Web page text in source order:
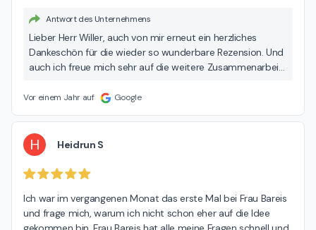
Antwort des Unternehmens
Lieber Herr Willer, auch von mir erneut ein herzliches
Dankeschön für die wieder so wunderbare Rezension. Und
auch ich freue mich sehr auf die weitere Zusammenarbeit
unkomplizierten Wechsel aus dem vorherigen Hilfeverein
Vor einem Jahr auf Google
H Heidrun S
Ich war im vergangenen Monat das erste Mal bei Frau Bareis
und frage mich, warum ich nicht schon eher auf die Idee